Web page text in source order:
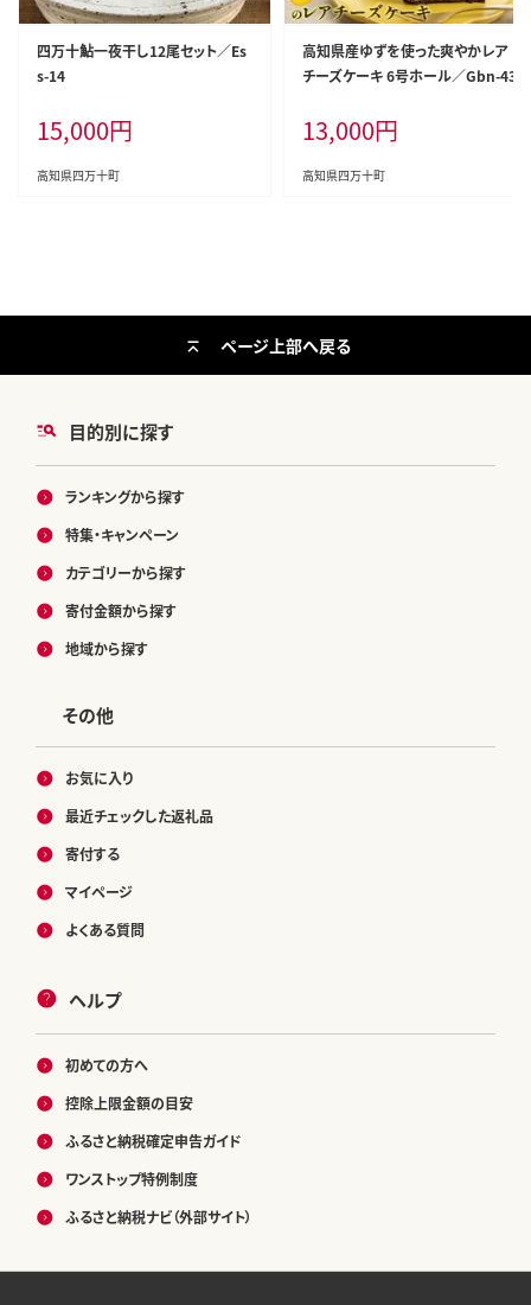
四万十鮎一夜干し12尾セット／Es
s-14
15,000円
高知県四万十町
高知県産ゆずを使った爽やかレア
チーズケーキ 6号ホール／Gbn-43
13,000円
高知県四万十町
目的別に探す
ランキングから探す
特集・キャンペーン
カテゴリーから探す
寄付金額から探す
地域から探す
その他
お気に入り
最近チェックした返礼品
寄付する
マイページ
よくある質問
ヘルプ
初めての方へ
控除上限金額の目安
ふるさと納税確定申告ガイド
ワンストップ特例制度
ふるさと納税ナビ（外部サイト）
ページ上部へ戻る